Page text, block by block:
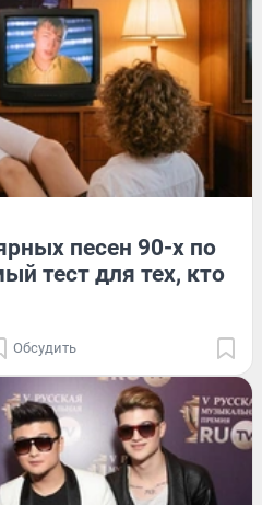
песен 90-х по
тест для тех, кто
Обсудить